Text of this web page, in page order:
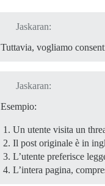
Jaskaran:
Tuttavia, vogliamo
Jaskaran:
Esempio:
Un utente visita un
Il post originale è in
L’utente preferisce
L’intera pagina,